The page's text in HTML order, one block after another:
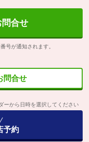
問合せ
号が通知されます。
問合せ
ーから日時を選択してください
予約